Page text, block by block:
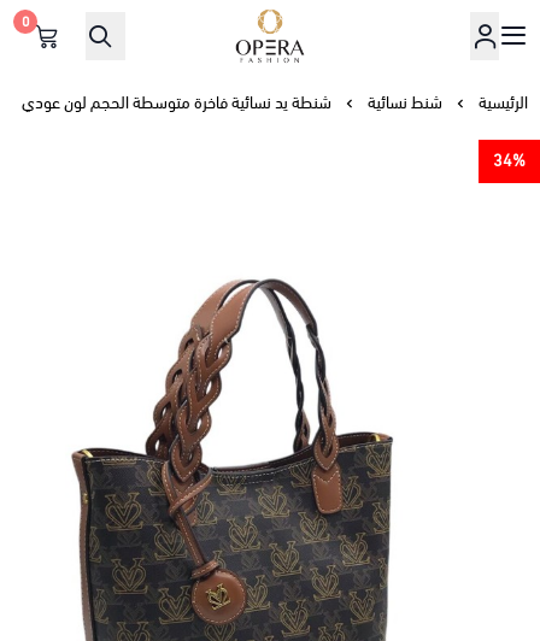
أوبرا فاشن
0
الرئيسية شنط نسائية شنطة يد نسائية فاخرة متوسطة الحجم لون عودي
34%